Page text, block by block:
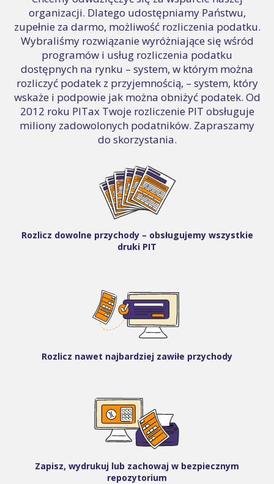
organizacji. Dlatego udostępniamy Państwu,
zupełnie za darmo, możliwość rozliczenia podatku.
Wybraliśmy rozwiązanie wyróżniające się wśród
programów i usług rozliczenia podatku
dostępnych na rynku – system, w którym można
rozliczyć podatek z przyjemnością, – system, który
wskaże i podpowie jak można obniżyć podatek. Od
2012 roku PITax Twoje rozliczenie PIT obsługuje
miliony zadowolonych podatników. Zapraszamy
do skorzystania.
Rozlicz dowolne przychody – obsługujemy wszystkie
druki PIT
Rozlicz nawet najbardziej zawiłe przychody
Zapisz, wydrukuj lub zachowaj w bezpiecznym
repozytorium